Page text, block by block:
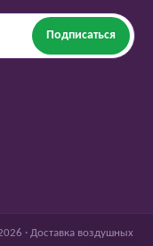
Подписаться
· Доставка воздушных